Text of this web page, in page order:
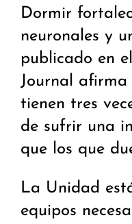
Dormir
neuronales y
publicado en
Journal afirma
tienen tres
de sufrir una
que los que
La Unidad
equipos